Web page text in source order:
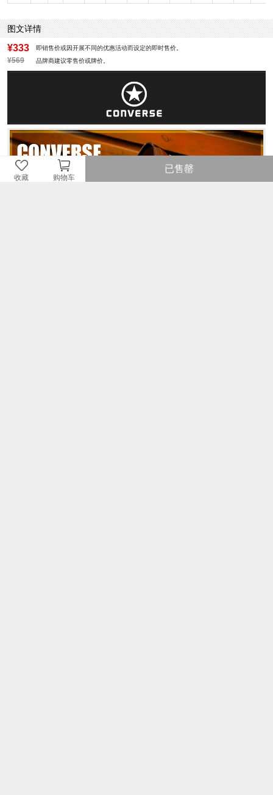
收藏 购物车
已售罄
图文详情
¥333 即销售价或因开展不同的优惠活动而设定的即时售价。
¥569 品牌商建议零售价或牌价。